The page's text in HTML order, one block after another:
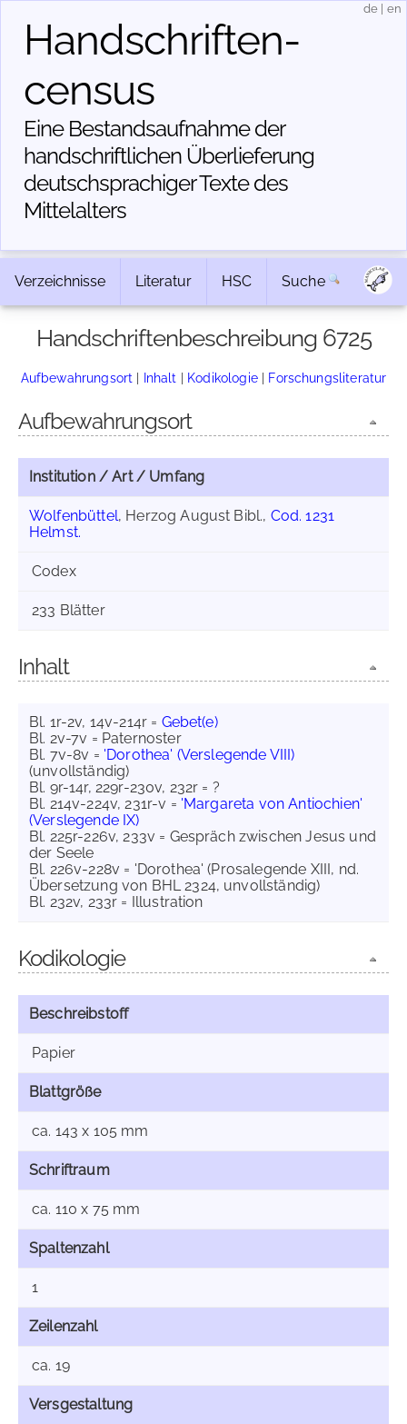
Handschriften­
census
Eine Bestandsaufnahme der
handschriftlichen Über­lieferung
deutschsprachiger Texte des
Mittelalters
de en
Verzeichnisse Literatur HSC Suche
Handschriftenbeschreibung 6725
Aufbewahrungsort | Inhalt | Kodikologie| Forschungsliteratur
Aufbewahrungsort
Institution / Art / Umfang
Wolfenbüttel, Herzog August Bibl., Cod. 1231
Helmst.
Codex
233 Blätter
Inhalt
Bl. 1r-2v, 14v-214r = Gebet(e)
Bl. 2v-7v = Paternoster
Bl. 7v-8v = 'Dorothea' (Verslegende VIII)
(unvollständig)
Bl. 9r-14r, 229r-230v, 232r = ?
Bl. 214v-224v, 231r-v = 'Margareta von Antiochien'
(Verslegende IX)
Bl. 225r-226v, 233v = Gespräch zwischen Jesus und
der Seele
Bl. 226v-228v = 'Dorothea' (Prosalegende XIII, nd.
Übersetzung von BHL 2324, unvollständig)
Bl. 232v, 233r = Illustration
Kodikologie
Beschreibstoff
Papier
Blattgröße
ca. 143 x 105 mm
Schriftraum
ca. 110 x 75 mm
Spaltenzahl
1
Zeilenzahl
ca. 19
Versgestaltung